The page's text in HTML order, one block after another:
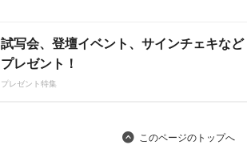
試写会、登壇イベント、サインチェキなど
プレゼント！
プレゼント特集
このページのトップへ